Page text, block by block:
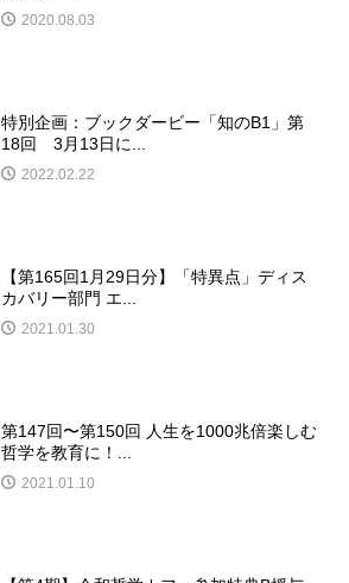
2020.08.03
特別企画：ブックダービー「知のB1」第
18回 3月13日に...
2022.02.22
【第165回1月29日分】「特異点」ディス
カバリー部門 エ...
2021.01.30
第147回〜第150回 人生を1000兆倍楽しむ
哲学を教育に！...
2021.01.10